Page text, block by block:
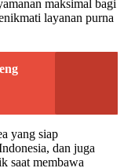
maksimal bagi
layanan purna
yang siap
dan juga
saat membawa